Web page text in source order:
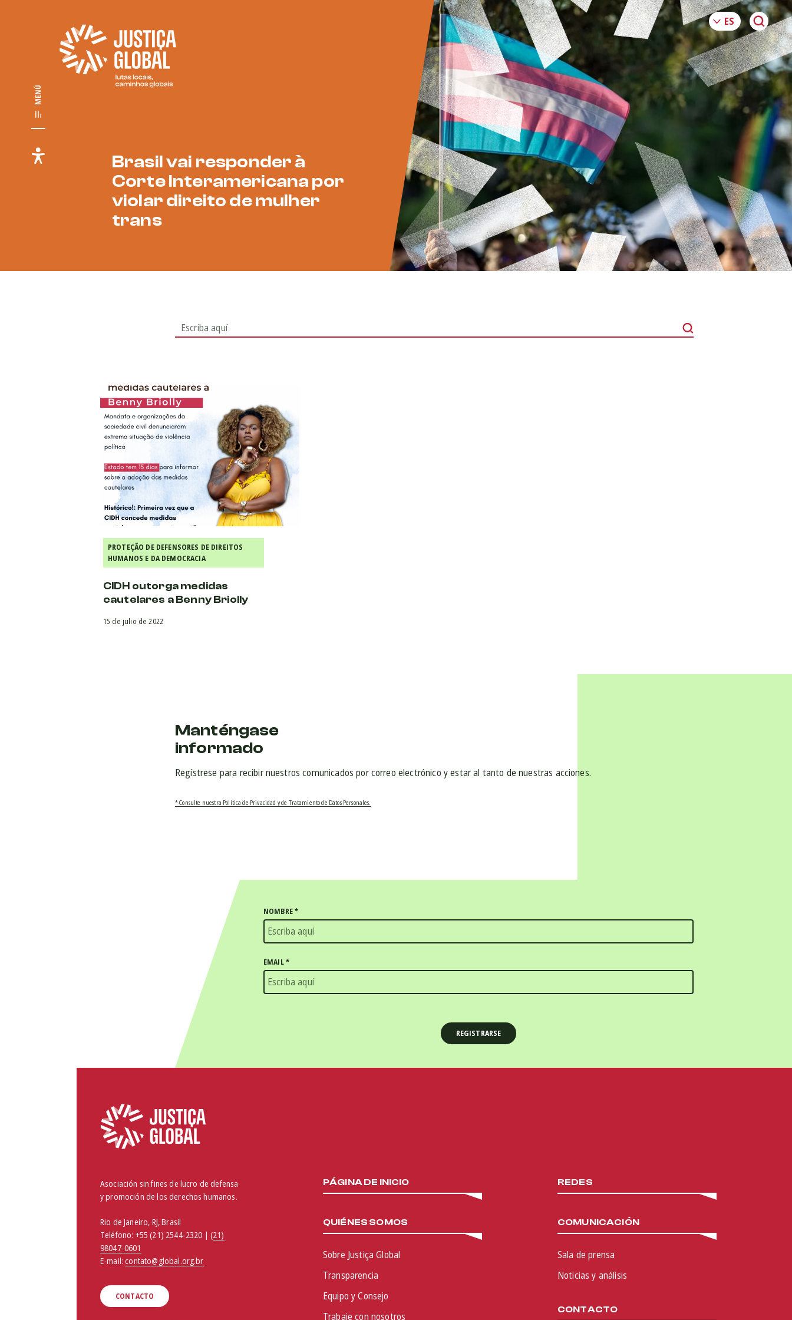
MENÚ
Brasil vai responder à
Corte Interamericana por
violar direito de mulher
trans
PROTEÇÃO DE DEFENSORES DE DIREITOS
HUMANOS E DA DEMOCRACIA
CIDH outorga medidas
cautelares a Benny Briolly
15 de julio de 2022
Manténgase
informado
Regístrese para recibir nuestros comunicados por correo electrónico y estar al tanto de nuestras acciones.
* Consulte nuestra Política de Privacidad y de Tratamiento de Datos Personales.
NOMBRE*
EMAIL*
Asociación sin fines de lucro de defensa
y promoción de los derechos humanos.
Rio de Janeiro, RJ, Brasil
Teléfono: +55 (21) 2544-2320 | (21)
98047-0601
E-mail:contato@global.org.br
CONTACTO
PÁGINA DE INICIO
QUIÉNES SOMOS
Sobre Justiça Global
Transparencia
Equipo y Consejo
Trabaje con nosotros
REDES
COMUNICACIÓN
Sala de prensa
Noticias y análisis
CONTACTO